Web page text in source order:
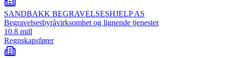
SANDBAKK BEGRAVELSESHJELP AS
Begravelsesbyråvirksomhet og lignende tjenester
10.8 mill
Regnskapsfører